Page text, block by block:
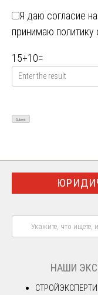
Я даю согласие
принимаю
15+10=
НАШИ